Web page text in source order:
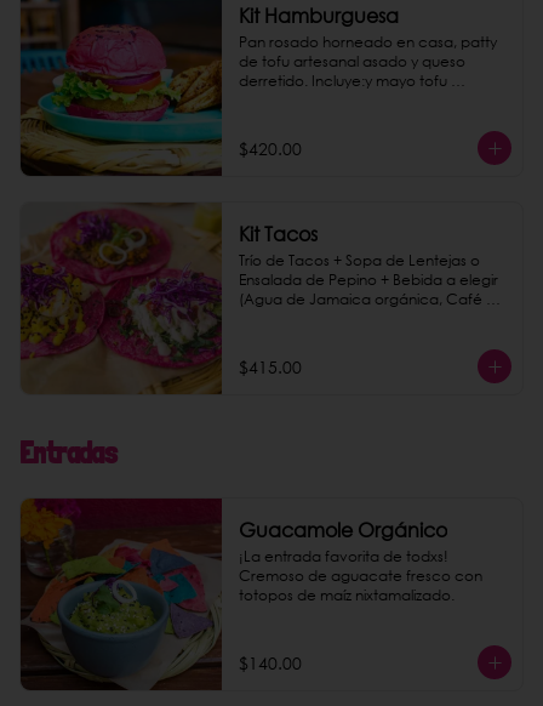
Kit Hamburguesa
Pan rosado horneado en casa, patty
de tofu artesanal asado y queso
derretido. Incluye:y mayo tofu
$420.00
Kit Tacos
Trío de Tacos + Sopa de Lentejas o
Ensalada de Pepino + Bebida a elegir
(Agua de Jamaica orgánica, Café de
$415.00
Entradas
Guacamole Orgánico
¡La entrada favorita de todxs!
Cremoso de aguacate fresco con
totopos de maíz nixtamalizado.
$140.00